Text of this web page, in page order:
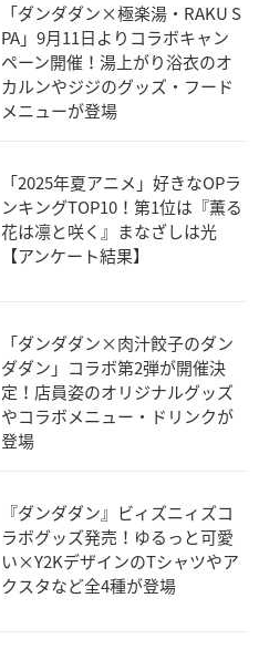
「ダンダダン×極楽湯・RAKU S
PA」9月11日よりコラボキャン
ペーン開催！湯上がり浴衣のオ
カルンやジジのグッズ・フード
メニューが登場
「2025年夏アニメ」好きなOPラ
ンキングTOP10！第1位は『薫る
花は凛と咲く』まなざしは光
【アンケート結果】
「ダンダダン×肉汁餃子のダン
ダダン」コラボ第2弾が開催決
定！店員姿のオリジナルグッズ
やコラボメニュー・ドリンクが
登場
『ダンダダン』ビィズニィズコ
ラボグッズ発売！ゆるっと可愛
い×Y2KデザインのTシャツやア
クスタなど全4種が登場